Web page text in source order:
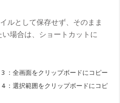
ルとして保存せず、そのまま
場合は、ショートカットに
：全画面をクリップボードにコピー
：選択範囲をクリップボードにコピ